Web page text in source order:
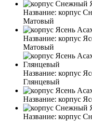
Название: корпус
Матовый
Название: корпус
Матовый
Название: корпус
Глянцевый
Название: корпус
Название: корпус